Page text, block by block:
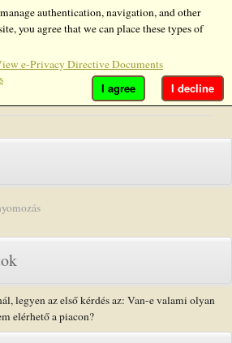
Display #
nyomozásról
legyen az első kérdés az: Van-e valami olyan
elérhető a piacon?
authentication, navigation, and other
you agree that we can place these types of
e-Privacy Directive Documents
I decline
I agree